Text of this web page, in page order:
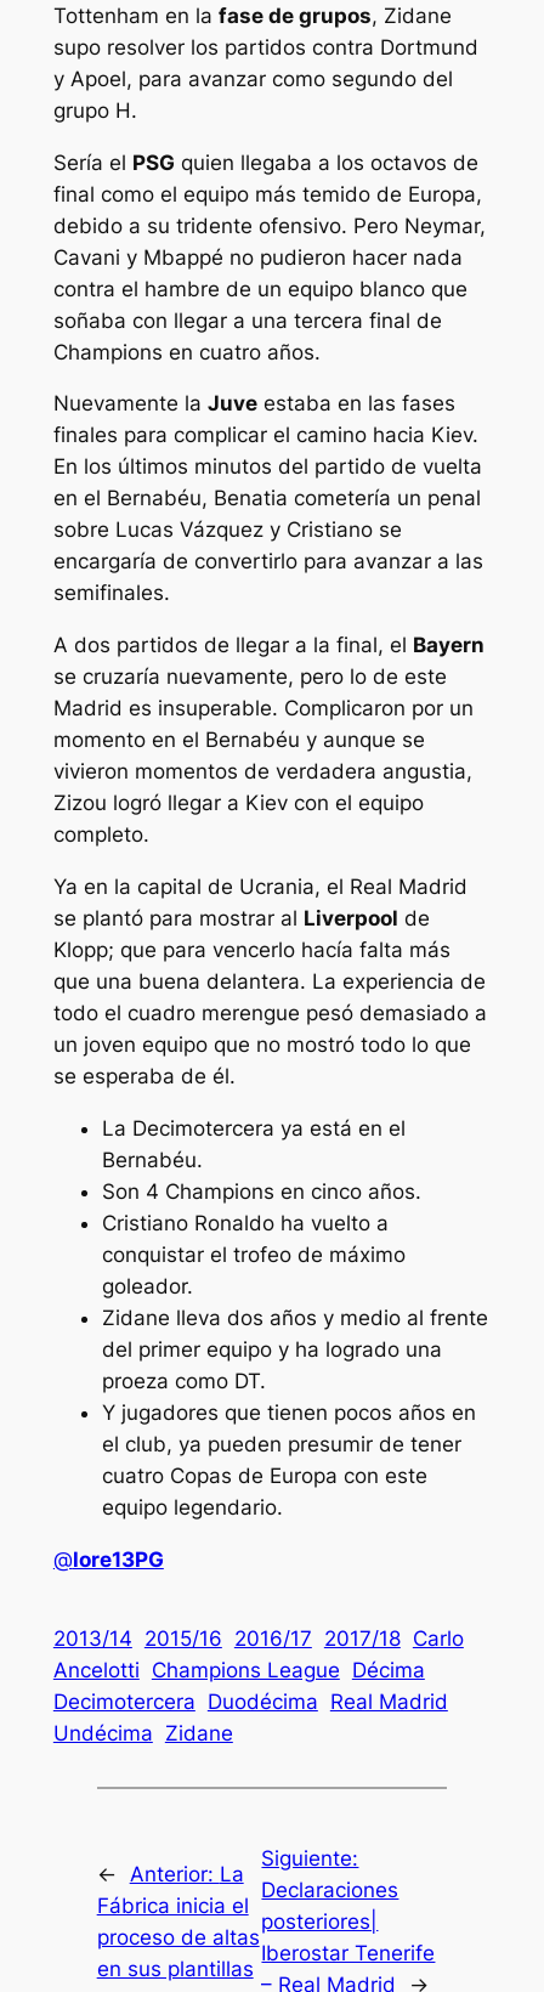
Tottenham en la fase de grupos, Zidane
supo resolver los partidos contra Dortmund
y Apoel, para avanzar como segundo del
grupo H.
Sería el PSG quien llegaba a los octavos de
final como el equipo más temido de Europa,
debido a su tridente ofensivo. Pero Neymar,
Cavani y Mbappé no pudieron hacer nada
contra el hambre de un equipo blanco que
soñaba con llegar a una tercera final de
Champions en cuatro años.
Nuevamente la Juveestaba en las fases
finales para complicar el camino hacia Kiev.
En los últimos minutos del partido de vuelta
en el Bernabéu, Benatia cometería un penal
sobre Lucas Vázquez y Cristiano se
encargaría de convertirlo para avanzar a las
semifinales.
A dos partidos de llegar a la final, el Bayern
se cruzaría nuevamente, pero lo de este
Madrid es insuperable. Complicaron por un
momento en el Bernabéu y aunque se
vivieron momentos de verdadera angustia,
Zizou logró llegar a Kiev con el equipo
completo.
Ya en la capital de Ucrania, el Real Madrid
se plantó para mostrar al Liverpool de
Klopp; que para vencerlo hacía falta más
que una buena delantera. La experiencia de
todo el cuadro merengue pesó demasiado a
un joven equipo que no mostró todo lo que
se esperaba de él.
La Decimotercera ya está en el
Bernabéu.
Son 4 Champions en cinco años.
Cristiano Ronaldo ha vuelto a
conquistar el trofeo de máximo
goleador.
Zidane lleva dos años y medio al frente
del primer equipo y ha logrado una
proeza como DT.
Y jugadores que tienen pocos años en
el club, ya pueden presumir de tener
cuatro Copas de Europa con este
equipo legendario.
@lore13PG
2013/14 2015/16 2016/17 2017/18 Carlo
Ancelotti Champions League Décima
Decimotercera Duodécima Real Madrid
Undécima Zidane
← Anterior: La
Fábrica inicia el
proceso de altas
en sus plantillas
Siguiente:
Declaraciones
posteriores|
Iberostar Tenerife
– Real Madrid
→